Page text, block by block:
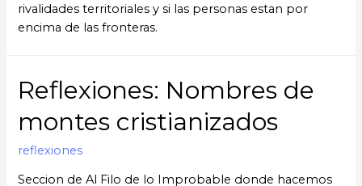
rivalidades territoriales y si las personas estan por
encima de las fronteras.
Reflexiones: Nombres de
montes cristianizados
reflexiones
Seccion de Al Filo de lo Improbable donde hacemos